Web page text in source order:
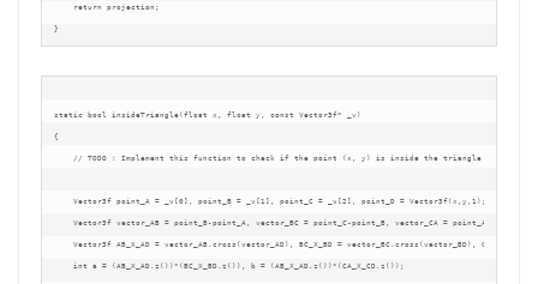
    return projection;
static bool insideTriangle(float x, float y, const Vector3f* _v)
{
// TODO : Implement this function to check if the point (x, y) is inside the triangle
    Vector3f point_A = _v[0], point_B = _v[1], point_C = _v[2], point_D = Vector3f(x,y,1);
Vector3f vector_AB = point_B-point_A, vector_BC = point_C-point_B, vector_CA = point_A-
Vector3f AB_X_AD = vector_AB.cross(vector_AD), BC_X_BD = vector_BC.cross(vector_BD), CA_X_CD =
    int a = (AB_X_AD.z())*(BC_X_BD.z()), b = (AB_X_AD.z())*(CA_X_CD.z());